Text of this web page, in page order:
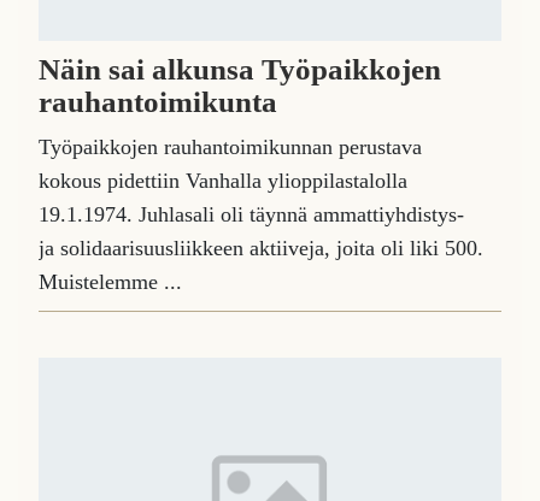
Näin sai alkunsa Työpaikkojen
rauhantoimikunta
Työpaikkojen rauhantoimikunnan perustava
kokous pidettiin Vanhalla ylioppilastalolla
19.1.1974. Juhlasali oli täynnä ammattiyhdistys-
ja solidaarisuusliikkeen aktiiveja, joita oli liki 500.
Muistelemme ...